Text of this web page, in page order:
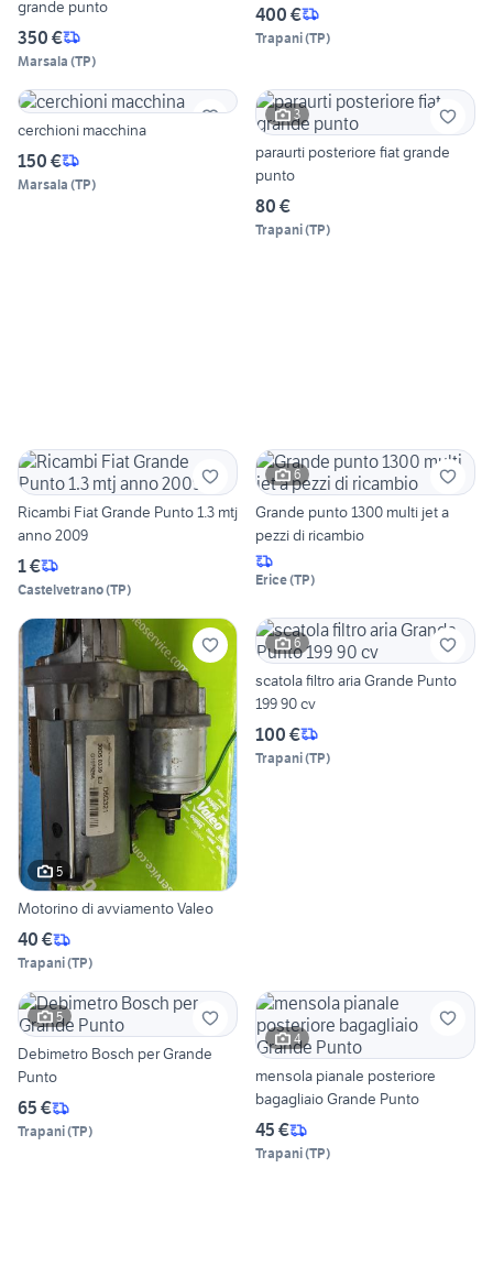
grande punto
350 €
Marsala (TP)
400 €
Trapani(TP)
cerchioni macchina
150 €
Marsala (TP)
3
paraurti posteriore fiat grande
punto
80 €
Trapani(TP)
Ricambi Fiat Grande Punto 1.3 mtj
anno 2009
1 €
Castelvetrano(TP)
6
Grande punto 1300 multi jet a
pezzi di ricambio
Erice(TP)
5
Motorino di avviamento Valeo
40 €
Trapani(TP)
6
scatola filtro aria Grande Punto
199 90 cv
100 €
Trapani(TP)
5
Debimetro Bosch per Grande
Punto
65 €
Trapani(TP)
4
mensola pianale posteriore
bagagliaio Grande Punto
45 €
Trapani(TP)